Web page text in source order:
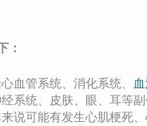
：
血管系统、消化系统、
系统、皮肤、眼、耳等
说可能有发生心肌梗死